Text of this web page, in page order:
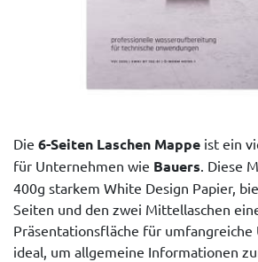
Die 6-Seiten Laschen Mappe ist ein
für Unternehmen wie Bauers . Diese
400g starkem White Design Papier,
Seiten und den zwei Mittellaschen
Präsentationsfläche für umfangreiche
ideal, um allgemeine Informationen